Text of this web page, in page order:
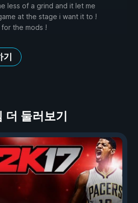
less of a grind and it let me
at the stage i want it to !
the mods !
둘러보기